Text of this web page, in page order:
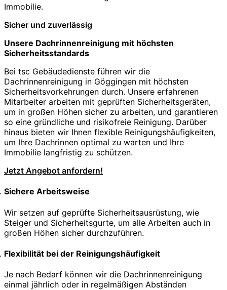
Immobilie.
Sicher und zuverlässig
Unsere Dachrinnenreinigung mit höchsten
Sicherheitsstandards
Bei tsc Gebäudedienste führen wir die
Dachrinnenreinigung in Göggingen mit höchsten
Sicherheitsvorkehrungen durch. Unsere erfahrenen
Mitarbeiter arbeiten mit geprüften Sicherheitsgeräten,
um in großen Höhen sicher zu arbeiten, und garantieren
so eine gründliche und risikofreie Reinigung. Darüber
hinaus bieten wir Ihnen flexible Reinigungshäufigkeiten,
um Ihre Dachrinnen optimal zu warten und Ihre
Immobilie langfristig zu schützen.
Jetzt Angebot anfordern!
Sichere Arbeitsweise
Wir setzen auf geprüfte Sicherheitsausrüstung, wie
Steiger und Sicherheitsgurte, um alle Arbeiten auch in
großen Höhen sicher durchzuführen.
Flexibilität bei der Reinigungshäufigkeit
Je nach Bedarf können wir die Dachrinnenreinigung
einmal jährlich oder in regelmäßigen Abständen